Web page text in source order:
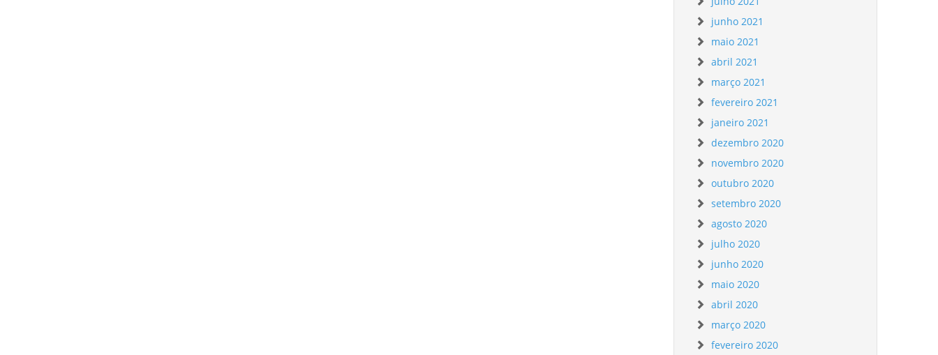
junho 2021
maio 2021
abril 2021
março 2021
fevereiro 2021
janeiro 2021
dezembro 2020
novembro 2020
outubro 2020
setembro 2020
agosto 2020
julho 2020
junho 2020
maio 2020
abril 2020
março 2020
fevereiro 2020